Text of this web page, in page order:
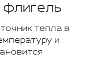
флигель
тепла в
и